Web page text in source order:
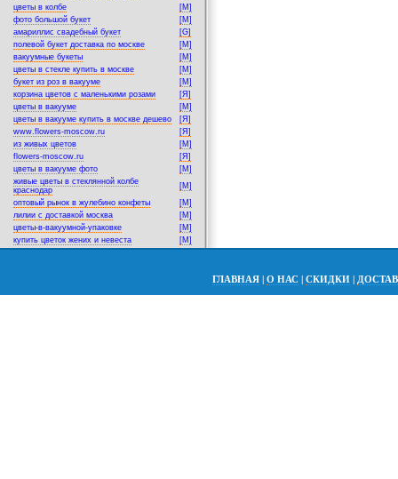
цветы в колбе
[M]
фото большой букет
[M]
амариллис свадебный букет
[G]
полевой букет доставка по москве
[M]
вакуумные букеты
[M]
цветы в стекле купить в москве
[M]
букет из роз в вакууме
[M]
корзина цветов с маленькими розами
[Я]
цветы в вакууме
[M]
цветы в вакууме купить в москве дешево
[Я]
www.flowers-moscow.ru
[Я]
из живых цветов
[M]
flowers-moscow.ru
[Я]
цветы в вакууме фото
[M]
живые цветы в стеклянной колбе
краснодар
[M]
оптовый рынок в жулебино конфеты
[M]
лилии с доставкой москва
[M]
цветы-в-вакуумной-упаковке
[M]
купить цветок жених и невеста
[M]
ГЛАВНАЯ | О НАС | СКИДКИ |